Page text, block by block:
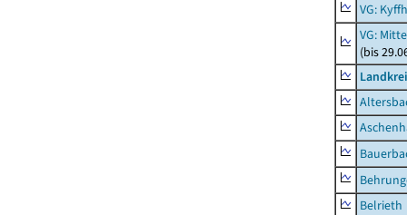
VG:
VG:
(bis
Belrieth